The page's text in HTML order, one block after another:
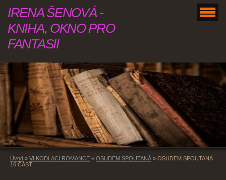
IRENA ŠENOVÁ -
KNIHA, OKNO PRO
FANTASII
Úvod » VLKODLACI ROMANCE » OSUDEM SPOUTANÁ » OSUDEM SPOUTANÁ
16 ČÁST